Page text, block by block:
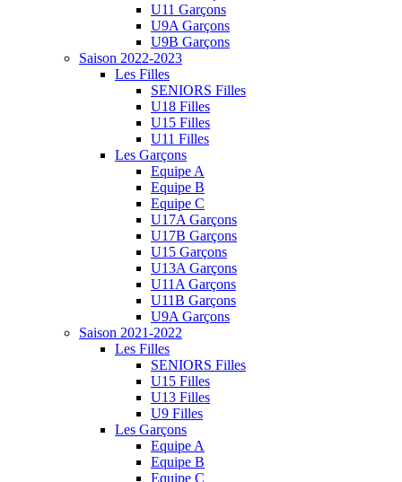
U11 Garçons
U9A Garçons
U9B Garçons
Saison 2022-2023
Les Filles
SENIORS Filles
U18 Filles
U15 Filles
U11 Filles
Les Garçons
Equipe A
Equipe B
Equipe C
U17A Garçons
U17B Garçons
U15 Garçons
U13A Garçons
U11A Garçons
U11B Garçons
U9A Garçons
Saison 2021-2022
Les Filles
SENIORS Filles
U15 Filles
U13 Filles
U9 Filles
Les Garçons
Equipe A
Equipe B
Equipe C